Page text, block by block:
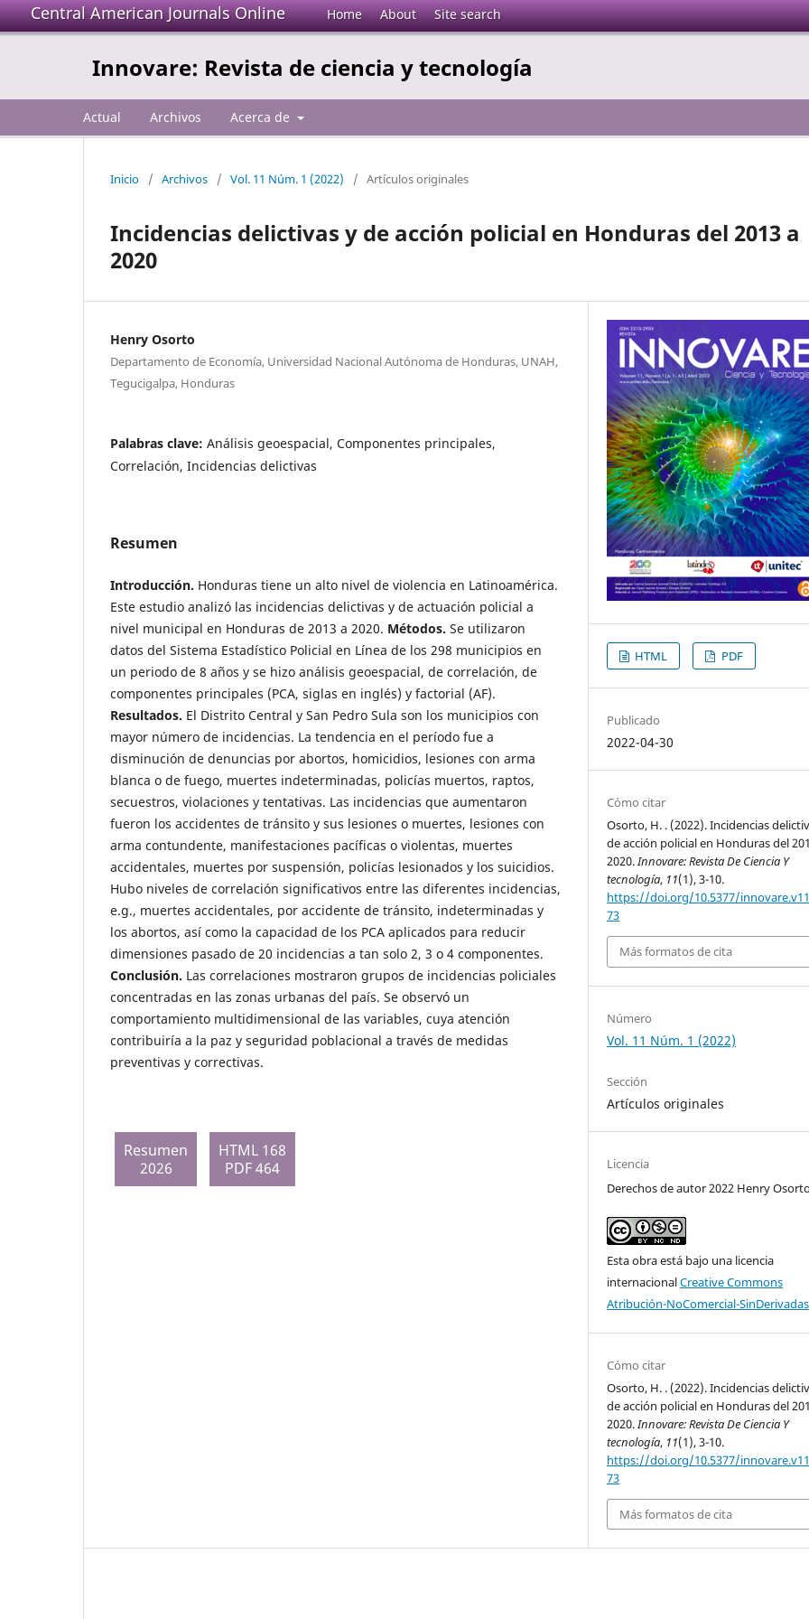
Central American Journals Online Home About Site search
Innovare: Revista de ciencia y tecnología
Actual Archivos Acerca de
Inicio / Archivos / Vol. 11 Núm. 1 (2022) / Artículos originales
Incidencias delictivas y de acción policial en Honduras del 2013 a
2020
Henry Osorto
Departamento de Economía, Universidad Nacional Autónoma de Honduras, UNAH,
Tegucigalpa, Honduras
Palabras clave: Análisis geoespacial, Componentes principales,
Correlación, Incidencias delictivas
Resumen
Introducción. Honduras tiene un alto nivel de violencia en Latinoamérica.
Este estudio analizó las incidencias delictivas y de actuación policial a
nivel municipal en Honduras de 2013 a 2020. Métodos. Se utilizaron
datos del Sistema Estadístico Policial en Línea de los 298 municipios en
un periodo de 8 años y se hizo análisis geoespacial, de correlación, de
componentes principales (PCA, siglas en inglés) y factorial (AF).
Resultados. El Distrito Central y San Pedro Sula son los municipios con
mayor número de incidencias. La tendencia en el período fue a
disminución de denuncias por abortos, homicidios, lesiones con arma
blanca o de fuego, muertes indeterminadas, policías muertos, raptos,
secuestros, violaciones y tentativas. Las incidencias que aumentaron
fueron los accidentes de tránsito y sus lesiones o muertes, lesiones con
arma contundente, manifestaciones pacíficas o violentas, muertes
accidentales, muertes por suspensión, policías lesionados y los suicidios.
Hubo niveles de correlación significativos entre las diferentes incidencias,
e.g., muertes accidentales, por accidente de tránsito, indeterminadas y
los abortos, así como la capacidad de los PCA aplicados para reducir
dimensiones pasado de 20 incidencias a tan solo 2, 3 o 4 componentes.
Conclusión. Las correlaciones mostraron grupos de incidencias policiales
concentradas en las zonas urbanas del país. Se observó un
comportamiento multidimensional de las variables, cuya atención
contribuiría a la paz y seguridad poblacional a través de medidas
preventivas y correctivas.
Resumen
2026
HTML 168
PDF 464
HTML PDF
Publicado
2022-04-30
Cómo citar
Osorto, H. . (2022). Incidencias
de acción policial en Honduras del
2020.Innovare: Revista De Ciencia Y
tecnología, 11(1), 3-10.
https://doi.org/10.5377/
73
Más formatos de cita
Número
Vol. 11 Núm. 1 (2022)
Sección
Artículos originales
Licencia
Derechos de autor 2022 Henry
Esta obra está bajo una licencia
internacionalCreative Commons
Atribución-NoComercial-
Cómo citar
Osorto, H. . (2022). Incidencias
de acción policial en Honduras del
2020.Innovare: Revista De Ciencia Y
tecnología, 11(1), 3-10.
https://doi.org/10.5377/
73
Más formatos de cita